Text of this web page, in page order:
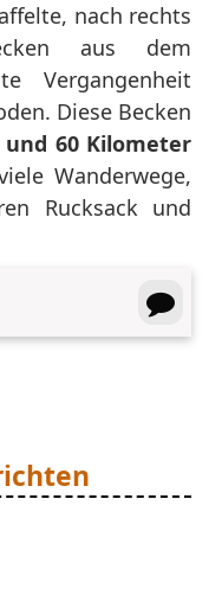
nach rechts
aus dem
Vergangenheit
Diese Becken
60 Kilometer
Wanderwege,
Rucksack und